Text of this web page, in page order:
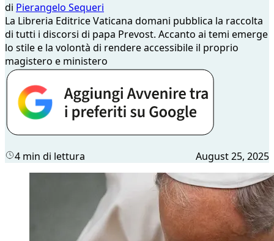
di Pierangelo Sequeri
La Libreria Editrice Vaticana domani pubblica la raccolta
di tutti i discorsi di papa Prevost. Accanto ai temi emerge
lo stile e la volontà di rendere accessibile il proprio
magistero e ministero
4 min di lettura August 25, 2025